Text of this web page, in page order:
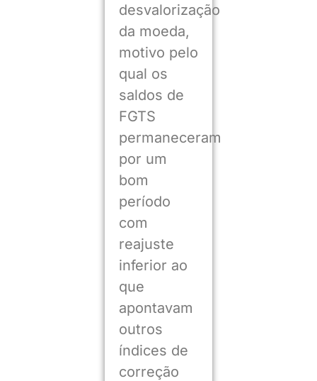
desvalorização
da moeda,
motivo pelo
qual os
saldos de
FGTS
permaneceram
por um
bom
período
com
reajuste
inferior ao
que
apontavam
outros
índices de
correção